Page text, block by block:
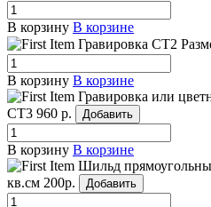
В корзину В корзине
Гравировка СТ2
В корзину В корзине
Гравировка или
СТ3 960 р. Добавить
В корзину В корзине
Шильд
кв.см 200р. Добавить